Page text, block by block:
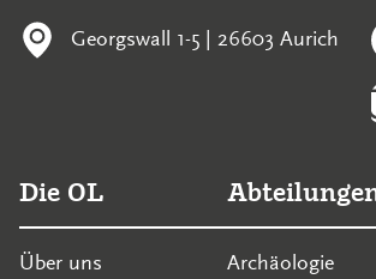
Georgswall 1-5 | 26603 Aurich
Die OL
Über uns
Archäologie